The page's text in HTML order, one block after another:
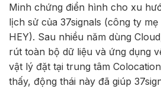
Minh chứng điển hình cho xu
lịch sử của 37signals (công ty
HEY). Sau nhiều năm dùng
rút toàn bộ dữ liệu và ứng dụng
vật lý đặt tại trung tâm
thấy, động thái này đã giúp